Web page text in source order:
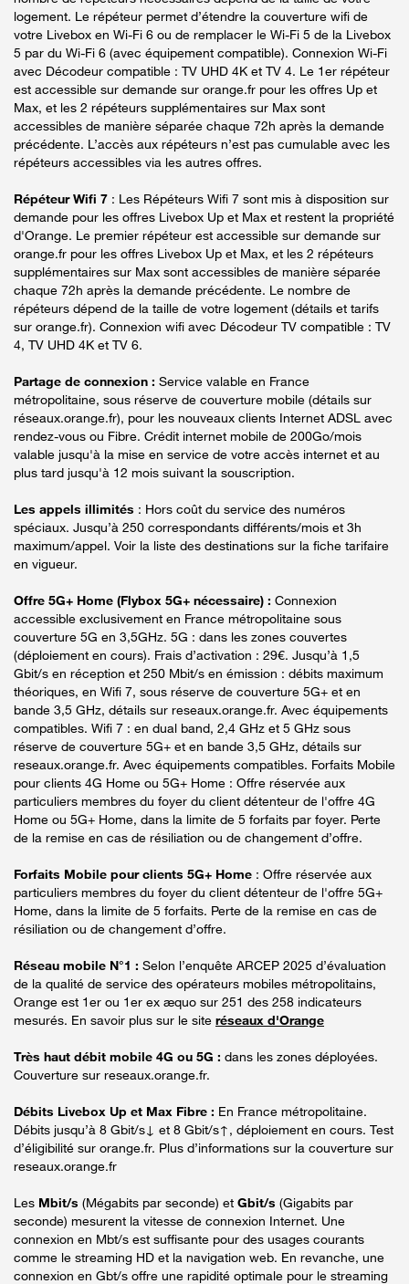
logement. Le répéteur permet d’étendre la couverture wifi de
votre Livebox en Wi-Fi 6 ou de remplacer le Wi-Fi 5 de la Livebox
5 par du Wi-Fi 6 (avec équipement compatible). Connexion Wi-Fi
avec Décodeur compatible : TV UHD 4K et TV 4. Le 1er répéteur
est accessible sur demande sur orange.fr pour les offres Up et
Max, et les 2 répéteurs supplémentaires sur Max sont
accessibles de manière séparée chaque 72h après la demande
précédente. L’accès aux répéteurs n’est pas cumulable avec les
répéteurs accessibles via les autres offres.
Répéteur Wifi 7 : Les Répéteurs Wifi 7 sont mis à disposition sur
demande pour les offres Livebox Up et Max et restent la propriété
d'Orange. Le premier répéteur est accessible sur demande sur
orange.fr pour les offres Livebox Up et Max, et les 2 répéteurs
supplémentaires sur Max sont accessibles de manière séparée
chaque 72h après la demande précédente. Le nombre de
répéteurs dépend de la taille de votre logement (détails et tarifs
sur orange.fr). Connexion wifi avec Décodeur TV compatible : TV
4, TV UHD 4K et TV 6.
Partage de connexion : Service valable en France
métropolitaine, sous réserve de couverture mobile (détails sur
réseaux.orange.fr), pour les nouveaux clients Internet ADSL avec
rendez-vous ou Fibre. Crédit internet mobile de 200Go/mois
valable jusqu'à la mise en service de votre accès internet et au
plus tard jusqu'à 12 mois suivant la souscription.
Les appels illimités : Hors coût du service des numéros
spéciaux. Jusqu’à 250 correspondants différents/mois et 3h
maximum/appel. Voir la liste des destinations sur la fiche tarifaire
en vigueur.
Offre 5G+ Home (Flybox 5G+ nécessaire) : Connexion
accessible exclusivement en France métropolitaine sous
couverture 5G en 3,5GHz. 5G : dans les zones couvertes
(déploiement en cours). Frais d’activation : 29€. Jusqu’à 1,5
Gbit/s en réception et 250 Mbit/s en émission : débits maximum
théoriques, en Wifi 7, sous réserve de couverture 5G+ et en
bande 3,5 GHz, détails sur reseaux.orange.fr. Avec équipements
compatibles. Wifi 7 : en dual band, 2,4 GHz et 5 GHz sous
réserve de couverture 5G+ et en bande 3,5 GHz, détails sur
reseaux.orange.fr. Avec équipements compatibles. Forfaits Mobile
pour clients 4G Home ou 5G+ Home : Offre réservée aux
particuliers membres du foyer du client détenteur de l'offre 4G
Home ou 5G+ Home, dans la limite de 5 forfaits par foyer. Perte
de la remise en cas de résiliation ou de changement d’offre.
Forfaits Mobile pour clients 5G+ Home : Offre réservée aux
particuliers membres du foyer du client détenteur de l'offre 5G+
Home, dans la limite de 5 forfaits. Perte de la remise en cas de
résiliation ou de changement d’offre.
Réseau mobile N°1 : Selon l’enquête ARCEP 2025 d’évaluation
de la qualité de service des opérateurs mobiles métropolitains,
Orange est 1er ou 1er ex æquo sur 251 des 258 indicateurs
mesurés. En savoir plus sur le site réseaux d'Orange
Très haut débit mobile 4G ou 5G : dans les zones déployées.
Couverture sur reseaux.orange.fr.
Débits Livebox Up et Max Fibre : En France métropolitaine.
Débits jusqu’à 8 Gbit/s↓ et 8 Gbit/s↑, déploiement en cours. Test
d’éligibilité sur orange.fr. Plus d’informations sur la couverture sur
reseaux.orange.fr
Les Mbit/s (Mégabits par seconde) et Gbit/s (Gigabits par
seconde) mesurent la vitesse de connexion Internet. Une
connexion en Mbt/s est suffisante pour des usages courants
comme le streaming HD et la navigation web. En revanche, une
connexion en Gbt/s offre une rapidité optimale pour le streaming